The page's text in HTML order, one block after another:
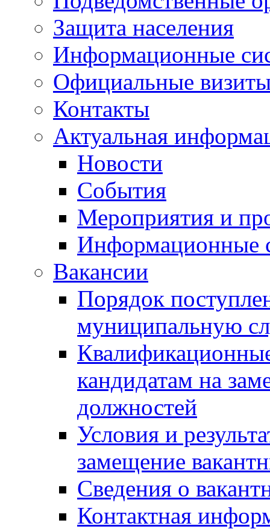
Защита населения
Информационные
Официальные
Контакты
Актуальная
Новости
События
Мероприятия и
Информационные
Вакансии
Порядок
муниципальную
кандидатам на
должностей
Условия и
замещение
Сведения о
Контактная